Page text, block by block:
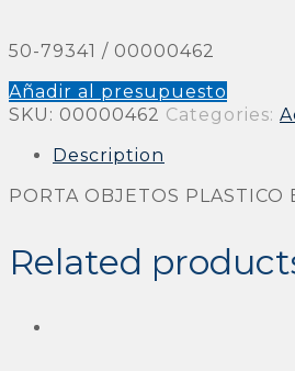
50-79341 / 00000462
Añadir al presupuesto
SKU: 00000462 Categories:
Description
PORTA OBJETOS PLASTICO
Related